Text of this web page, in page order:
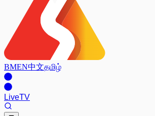
BMEN中文தமிழ்
LiveTV